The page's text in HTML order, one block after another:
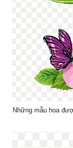
Những mẫu hoa